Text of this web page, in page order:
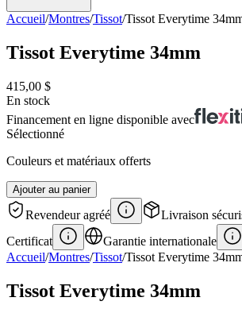
Accueil/Montres/Tissot/Tissot Everytime
Tissot Everytime 34mm
415,00 $
En stock
Financement en ligne disponible avec
Sélectionné
Couleurs et matériaux offerts
Ajouter au panier
Revendeur agréé
Livraison
Certificat
Garantie internationale
Accueil/Montres/Tissot/Tissot Everytime
Tissot Everytime 34mm